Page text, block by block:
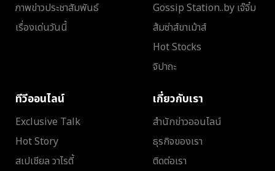
ภาพข่าวประชาสัมพันธ์
เรื่องเด่นวันนี้
Gossip Station..by เจ๊จิ๋ม
ส้มซ่าส์ขาเม้าส์
Hot Stocks
จิปาถะ
ทีวีออนไลน์
Exclusive Talk
Hot Story
สเปเชียล วาไรตี้
เกี่ยวกับเรา
สำนักข่าวออนไลน์
ธุรกิจของเรา
ติดต่อเรา